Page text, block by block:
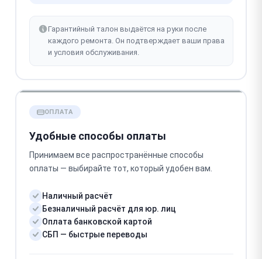
Гарантийный талон выдаётся на руки после
каждого ремонта. Он подтверждает ваши права
и условия обслуживания.
ОПЛАТА
Удобные способы оплаты
Принимаем все распространённые способы
оплаты — выбирайте тот, который удобен вам.
Наличный расчёт
Безналичный расчёт для юр. лиц
Оплата банковской картой
СБП — быстрые переводы